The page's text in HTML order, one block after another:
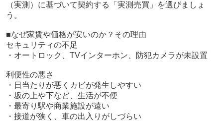
（実測）に基づいて契約する「実測売買」を選びましょ
う。
■なぜ家賃や価格が安いのか？その理由
セキュリティの不足
・オートロック、TVインターホン、防犯カメラが未設置
利便性の悪さ
・日当たりが悪くカビが発生しやすい
・坂の上や下など、生活が不便
・最寄り駅や商業施設が遠い
・接道が狭く、車の出入りがしづらい